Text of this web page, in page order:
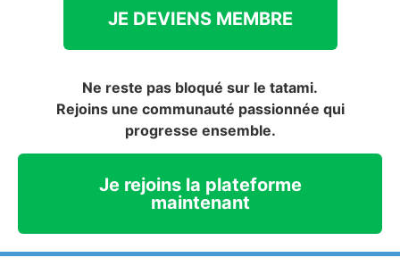
JE DEVIENS MEMBRE
Ne reste pas bloqué sur le tatami.
Rejoins une communauté passionnée qui
progresse ensemble.
Je rejoins la plateforme
maintenant